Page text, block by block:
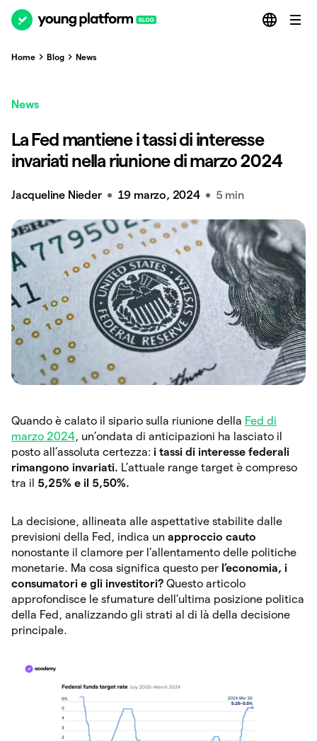
Home Blog News
News
La Fed mantiene i tassi di interesse
invariati nella riunione di marzo 2024
Jacqueline Nieder 19 marzo, 2024 5 min
Quando è calato il sipario sulla riunione della Fed di
marzo 2024, un’ondata di anticipazioni ha lasciato il
posto all’assoluta certezza: i tassi di interesse federali
rimangono invariati. L’attuale range target è compreso
tra il 5,25% e il 5,50%.
La decisione, allineata alle aspettative stabilite dalle
previsioni della Fed, indica un approccio cauto
nonostante il clamore per l’allentamento delle politiche
monetarie. Ma cosa significa questo per l’economia, i
consumatori e gli investitori? Questo articolo
approfondisce le sfumature dell’ultima posizione politica
della Fed, analizzando gli strati al di là della decisione
principale.